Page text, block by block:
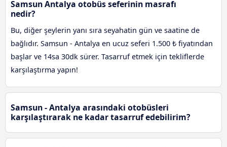
Samsun Antalya otobüs seferinin masrafı
nedir?
Bu, diğer şeylerin yanı sıra seyahatin gün ve saatine de
bağlıdır. Samsun - Antalya en ucuz seferi 1.500 ₺ fiyatından
başlar ve 14sa 30dk sürer. Tasarruf etmek için tekliflerde
karşılaştırma yapın!
Samsun - Antalya arasındaki otobüsleri
karşılaştırarak ne kadar tasarruf edebilirim?